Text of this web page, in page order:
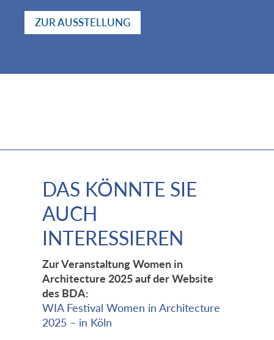
ZUR AUSSTELLUNG
DAS KÖNNTE SIE
AUCH
INTERESSIEREN
Zur Veranstaltung Women in
Architecture 2025 auf der Website
des BDA:
WIA Festival Women in Architecture
2025 – in Köln